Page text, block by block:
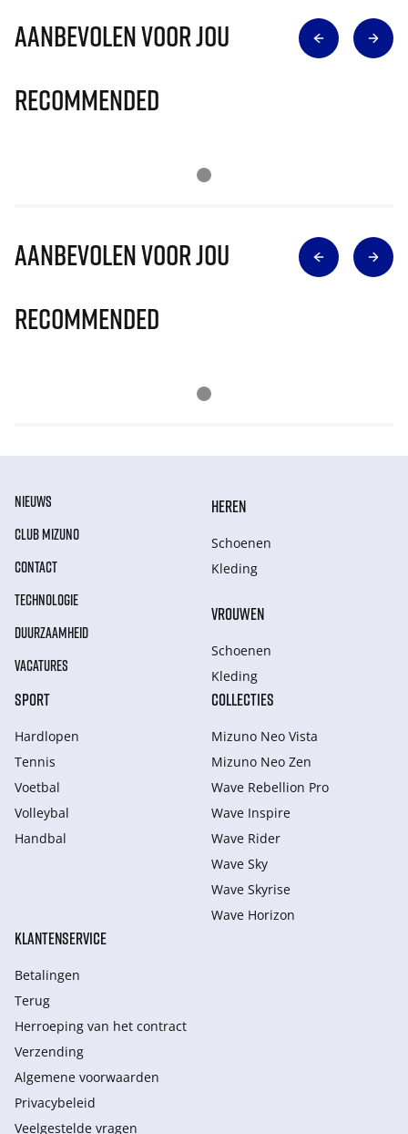
Aanbevolen voor jou
Recommended
Aanbevolen voor jou
Recommended
NIEUWS
CLUB MIZUNO
CONTACT
TECHNOLOGIE
DUURZAAMHEID
VACATURES
HEREN
Schoenen
Kleding
VROUWEN
Schoenen
Kleding
SPORT
Hardlopen
Tennis
Voetbal
Volleybal
Handbal
COLLECTIES
Mizuno Neo Vista
Mizuno Neo Zen
Wave Rebellion Pro
Wave Inspire
Wave Rider
Wave Sky
Wave Skyrise
Wave Horizon
KLANTENSERVICE
Betalingen
Terug
Herroeping van het contract
Verzending
Algemene voorwaarden
Privacybeleid
Veelgestelde vragen